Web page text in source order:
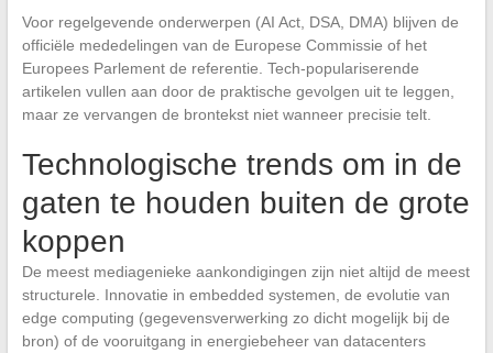
Voor regelgevende onderwerpen (AI Act, DSA, DMA) blijven de
officiële mededelingen van de Europese Commissie of het
Europees Parlement de referentie. Tech-populariserende
artikelen vullen aan door de praktische gevolgen uit te leggen,
maar ze vervangen de brontekst niet wanneer precisie telt.
Technologische trends om in de
gaten te houden buiten de grote
koppen
De meest mediagenieke aankondigingen zijn niet altijd de meest
structurele. Innovatie in embedded systemen, de evolutie van
edge computing (gegevensverwerking zo dicht mogelijk bij de
bron) of de vooruitgang in energiebeheer van datacenters